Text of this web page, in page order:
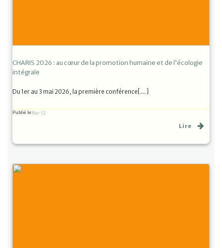
CHARIS 2026 : au cœur de la promotion humaine et de l’écologie
intégrale
Du 1er au 3 mai 2026, la première conférence[…]
Publié leMar 12
Lire